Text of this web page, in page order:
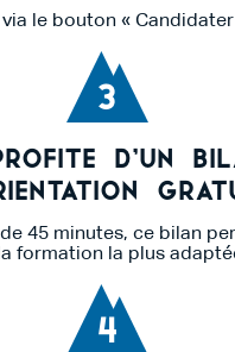
le bouton «
3
d’un
de 45 minutes, ce bilan
formation la plus
4